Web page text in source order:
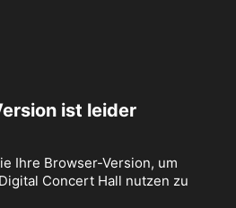
ist leider
Ihre Browser-Version, um
Concert Hall nutzen zu